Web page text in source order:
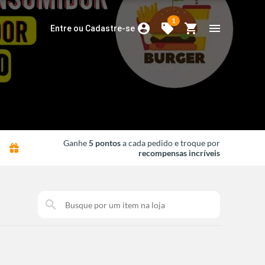
Entre ou Cadastre-se account_circle
1
sell shopping_cart menu
Ganhe5 pontosa cada pedido e troque por
recompensas incríveis
search